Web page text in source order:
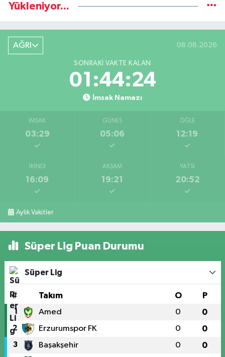
Yükleniyor...
AĞRI 08.08.2026
SONRAKI VAKTE KALAN
01:44:23
İmsak Namazı
İMSAK
03:29
GÜNEŞ
05:06
ÖĞLE
12:19
İKINDI
16:09
AKŞAM
19:21
YATSI
20:52
Aylık Vakitler
Süper Lig Puan Durumu
Süper Lig
# Takım O P
1 Amed 0 0
2 Erzurumspor FK 0 0
3 Başakşehir 0 0